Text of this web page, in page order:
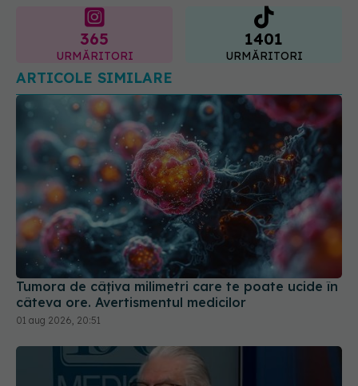
365
URMĂRITORI
1401
URMĂRITORI
ARTICOLE SIMILARE
Tumora de câțiva milimetri care te poate ucide în
câteva ore. Avertismentul medicilor
01 aug 2026, 20:51